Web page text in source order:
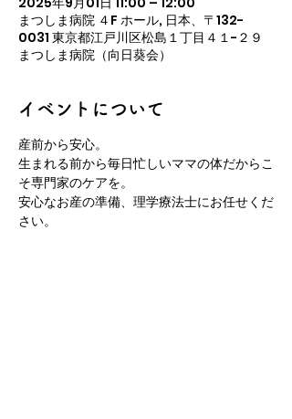
まつしま病院 ４F ホール, 日本、〒132-
0031 東京都江戸川区松島１丁目４１−２９
まつしま病院（向日葵会）
イベントについて
産前から安心。
生まれる前から毎日忙しいママの体だからこ
そ専門家のケアを。
安心なお産の準備、理学療法士にお任せくだ
さい。